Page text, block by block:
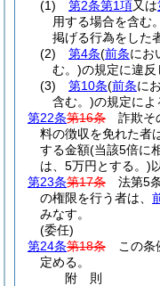
(1) 第2条第1項又は
用する場合を含む
掲げる行為をした
(2)
第4条(前条にお
む。)の規定に違反
(3)
第10条(前条に
含む。)の規定によ
第22条第16条
詐欺そ
料の徴収を免れた者
する金額(当該5倍に
は、5万円とする。)
第23条第17条
法第5
の権限を行う者は、
みなす。
(委任)
第24条第18条
この条
定める。
附 則